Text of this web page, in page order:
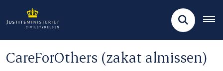
CareForOthers (zakat almissen)